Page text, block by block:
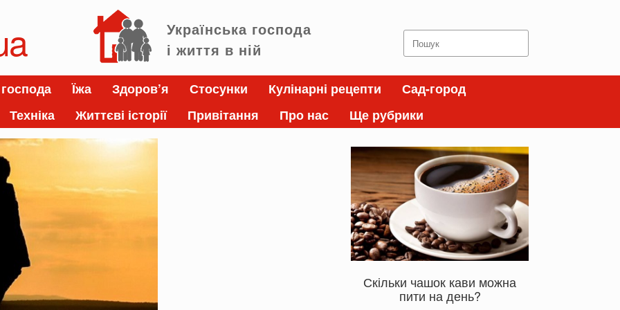
Українська господа
і життя в ній
Search
for:
Їжа Здоров’я Стосунки Кулінарні рецепти
Сад-город
Техніка Життєві історії Привітання Про нас Ще рубрики
Скільки чашок кави можна
пити на день?